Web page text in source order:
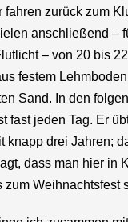
fahren zurück zum
anschließend –
– von 20 bis
festem
Sand. In den
fast jeden Tag. Er
knapp drei Jahren;
dass man hier in
zum Weihnachtsfest